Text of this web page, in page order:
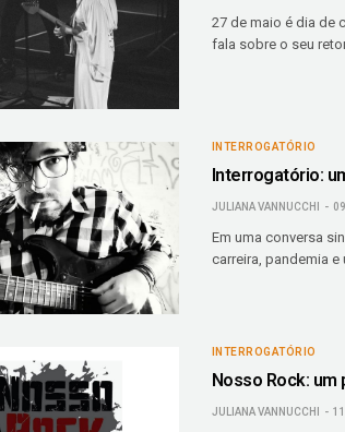
27 de maio é dia de
fala sobre o seu
INTERROGATÓRIO
Interrogatório:
JULIANA VANNUCCHI
Em uma conversa
carreira, pandemia e
INTERROGATÓRIO
Nosso Rock:
JULIANA VANNUCCHI